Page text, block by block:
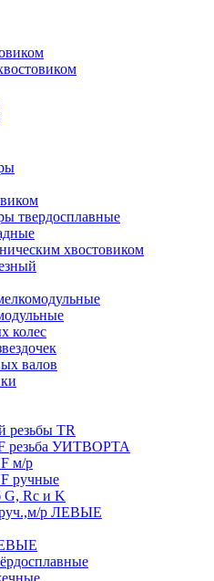
твердосплавные
хвостовиком
колес
валов
резьбы TR
резьба УИТВОРТА
м/р
ручные
G, Rc и K
руч.,м/р ЛЕВЫЕ